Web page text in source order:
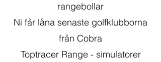
rangebollar
Ni får låna senaste golfklubborna
från Cobra
Toptracer Range - simulatorer